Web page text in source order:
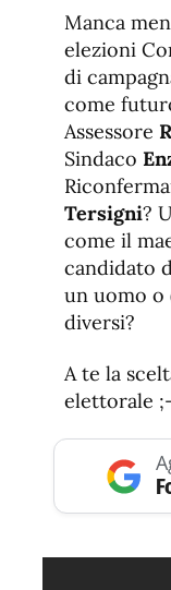
Manca
elezioni
di
come
Assessore
Sindaco
Tersigni?
come il
candidato
un uomo o
diversi?
A te la
elettorale